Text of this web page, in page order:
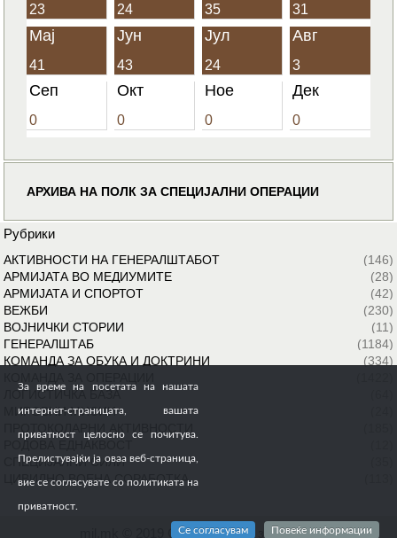
23 24 35 31
Мај
41
Јун
43
Јул
24
Авг
3
Сеп
0
Окт
0
Ное
0
Дек
0
АРХИВА НА ПОЛК ЗА СПЕЦИЈАЛНИ ОПЕРАЦИИ
Рубрики
АКТИВНОСТИ НА ГЕНЕРАЛШТАБОТ
(146)
АРМИЈАТА ВО МЕДИУМИТЕ
(28)
АРМИЈАТА И СПОРТОТ
(42)
ВЕЖБИ
(230)
ВОЈНИЧКИ СТОРИИ
(11)
ГЕНЕРАЛШТАБ
(1184)
КОМАНДА ЗА ОБУКА И ДОКТРИНИ
(334)
ЛОГИСТИЧКА БАЗА
МИРОВНИ МИСИИ
СПЕЦИЈАЛНИ СИЛИ
ЦИВИЛНО ВОЕНА СОРАБОТКА
mil.mk © 2019 Сите права се задржани
За време на посетата на нашата
интернет-страницата, вашата
приватност целосно се почитува.
Прелистувајќи ја оваа веб-страница,
вие се согласувате со политиката на
приватност.
Се согласувам Повеќе информации